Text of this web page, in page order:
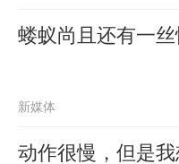
蝼蚁尚且还有一
新媒体
动作很慢，但是